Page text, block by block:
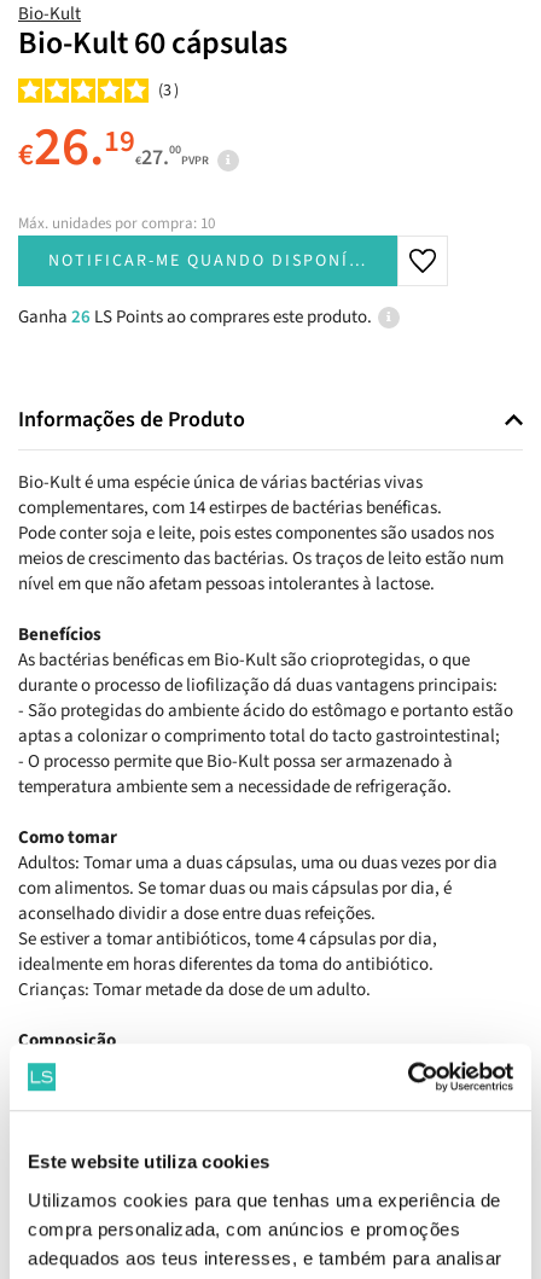
Este website utiliza cookies
Utilizamos cookies para que tenhas uma experiência de
compra personalizada, com anúncios e promoções
adequados aos teus interesses, e também para analisar
Bio-Kult
Bio-Kult 60 cápsulas
3
€26.19€27.00
PVPR
Máx. unidades por compra: 10
NOTIFICAR-ME QUANDO DISPONÍVEL
Ganha26 LS Points ao comprares este produto.
Informações de Produto
Bio-Kult é uma espécie única de várias bactérias vivas
complementares, com 14 estirpes de bactérias benéficas.
Pode conter soja e leite, pois estes componentes são usados nos
meios de crescimento das bactérias. Os traços de leito estão num
nível em que não afetam pessoas intolerantes à lactose.
Benefícios
As bactérias benéficas em Bio-Kult são crioprotegidas, o que
durante o processo de liofilização dá duas vantagens principais:
- São protegidas do ambiente ácido do estômago e portanto estão
aptas a colonizar o comprimento total do tacto gastrointestinal;
- O processo permite que Bio-Kult possa ser armazenado à
temperatura ambiente sem a necessidade de refrigeração.
Como tomar
Adultos: Tomar uma a duas cápsulas, uma ou duas vezes por dia
com alimentos. Se tomar duas ou mais cápsulas por dia, é
aconselhado dividir a dose entre duas refeições.
Se estiver a tomar antibióticos, tome 4 cápsulas por dia,
idealmente em horas diferentes da toma do antibiótico.
Crianças: Tomar metade da dose de um adulto.
Composição
Bacillus subtilis PXN 21; Bifidobacterium bifidum PXN 23;
Bifidobacterium breve PXN 25; Bifidobacterium infantis PXN 27;
Bifidobacterium longum PXN 30; Lactobacillus acidophilus PXN 35;
casei PXN 37; Lactobacillus plantarum PXN 47; Lactobacillus
rhamnosus PXN 54; Lactobacillus helveticus PXN 45; Lactobacillus
salivarius PXN 57; Lactococcus lactis ssp. lactis PXN 63;
Streptococcus thermophilus PXN 66; Celulose (agente de volume);
Cápsula vegetal (Hidroxipropilmetilcelulose).